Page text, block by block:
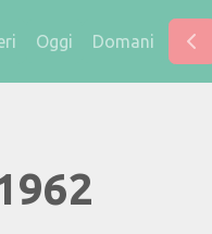
Oggi Domani